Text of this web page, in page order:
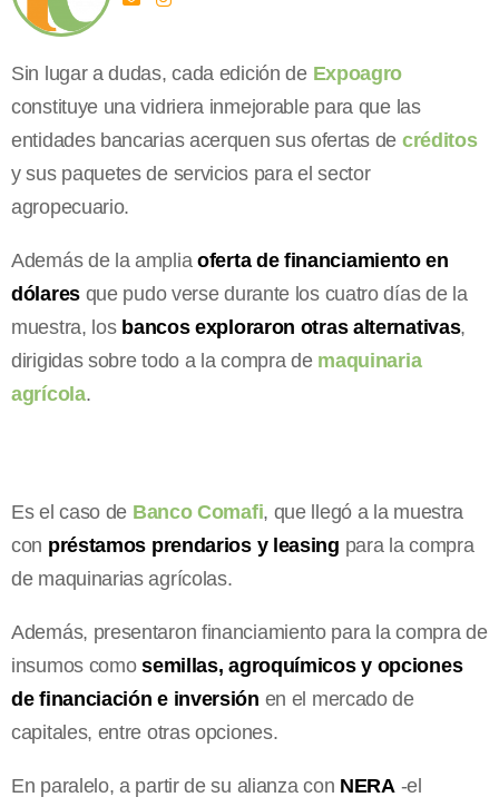
Sin lugar a dudas, cada edición de Expoagro
constituye una vidriera inmejorable para que las
entidades bancarias acerquen sus ofertas de créditos
y sus paquetes de servicios para el sector
agropecuario.
Además de la amplia oferta de financiamiento en
dólaresque pudo verse durante los cuatro días de la
muestra, los bancos exploraron otras alternativas,
dirigidas sobre todo a la compra de maquinaria
agrícola.
Es el caso de Banco Comafi, que llegó a la muestra
con préstamos prendarios y leasing para la compra
de maquinarias agrícolas.
Además, presentaron financiamiento para la compra de
insumos comosemillas, agroquímicos y opciones
de financiación e inversión en el mercado de
capitales, entre otras opciones.
En paralelo, a partir de su alianza con NERA-el